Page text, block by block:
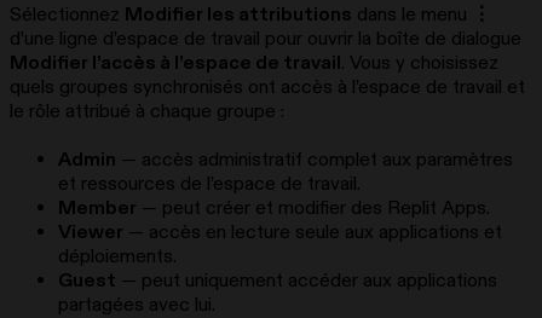
Sélectionnez Modifier les attributions dans le menu ⋮
d’une ligne d’espace de travail pour ouvrir la boîte de dialogue
Modifier l’accès à l’espace de travail. Vous y choisissez
quels groupes synchronisés ont accès à l’espace de travail et
le rôle attribué à chaque groupe :
Admin — accès administratif complet aux paramètres
et ressources de l’espace de travail.
Member — peut créer et modifier des Replit Apps.
Viewer — accès en lecture seule aux applications et
déploiements.
Guest — peut uniquement accéder aux applications
partagées avec lui.